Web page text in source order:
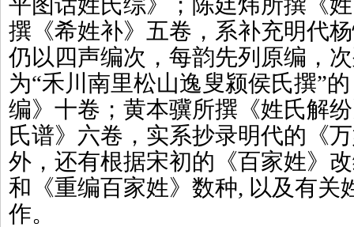
撰《希姓补》五卷，系补充明代
仍以四声编次，每韵先列原编，
为“禾川南里松山逸叟颍侯氏撰”
编》十卷；黄本骥所撰《姓氏解
氏谱》六卷，实系抄录明代的《
外，还有根据宋初的《百家姓》
和《重编百家姓》数种, 以及有关
作。